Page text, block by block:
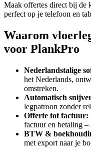
Maak offertes direct bij de
perfect op je telefoon en
Waarom
voor PlankPro
Nederlandstalige
het Nederlands,
omstreken.
Automatisch
legpatroon zonder
Offerte tot factuur:
factuur en betaling –
BTW &
met export naar je